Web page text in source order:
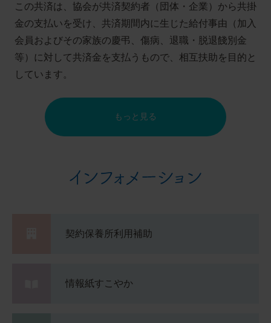
この共済は、協会が共済契約者（団体・企業）から共掛
金の支払いを受け、共済期間内に生じた給付事由（加入
会員およびその家族の慶弔、傷病、退職・脱退餞別金
等）に対して共済金を支払うもので、相互扶助を目的と
しています。
もっと見る
契約保養所利用補助
情報紙すこやか